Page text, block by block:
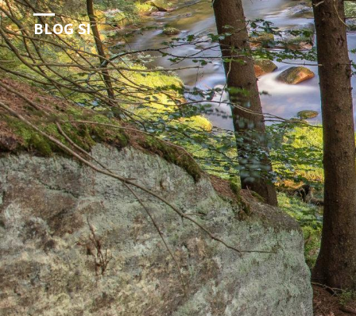
BLOG SI
Obserwacje Rzeczywistości